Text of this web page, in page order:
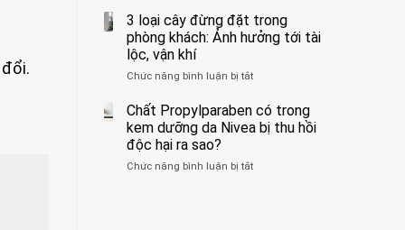
thận
đối
với
và
Bạn
nên
bệnh
ung
lúc
hiện
thời
điểm
thể
tốt
nhất
cho
Sáng
3 loại cây đừng đặt trong
phòng khách: Ảnh hưởng tới tài
lộc, vận khí
Chức năng bình luận bị tắtở
loại
cây
đừng
trong
Chất Propylparaben có trong
kem dưỡng da Nivea bị thu hồi
độc hại ra sao?
Chức năng bình luận bị tắtở